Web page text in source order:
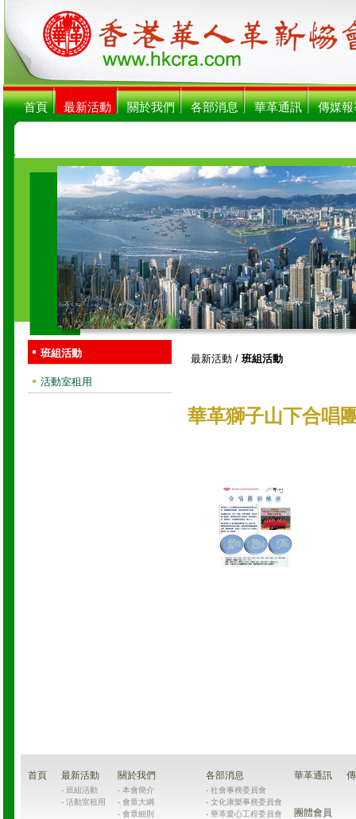
首頁 最新活動 關於我們 各部消息 華革通訊 傳媒報
班組活動
活動室租用
最新活動 / 班組活動
華革獅子山下合唱
首頁 最新活動
- 班組活動
- 活動室租用
關於我們
- 本會簡介
- 會章大綱
- 會章細則
各部消息
- 社會事務委員會
- 文化康樂事務委員會
- 華革愛心工程委員會
華革通訊
團體會員